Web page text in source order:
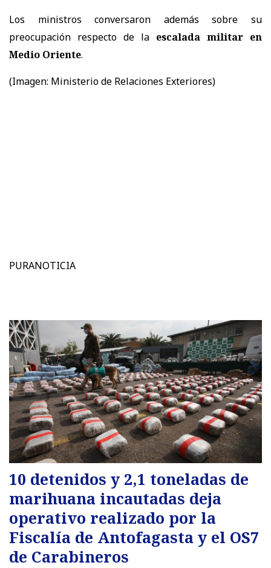
Los ministros conversaron además sobre su
preocupación respecto de la escalada militar en
Medio Oriente.
(Imagen: Ministerio de Relaciones Exteriores)
PURANOTICIA
10 detenidos y 2,1 toneladas de
marihuana incautadas deja
operativo realizado por la
Fiscalía de Antofagasta y el OS7
de Carabineros